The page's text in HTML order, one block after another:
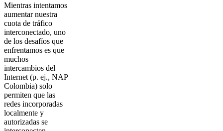
Mientras intentamos
aumentar nuestra
cuota de tráfico
interconectado, uno
de los desafíos que
enfrentamos es que
muchos
intercambios del
Internet (p. ej., NAP
Colombia) solo
permiten que las
redes incorporadas
localmente y
autorizadas se